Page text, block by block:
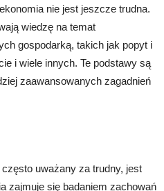
nie jest jeszcze trudna.
wiedzę na temat
gospodarką, takich jak popyt i
i wiele innych. Te podstawy są
zaawansowanych zagadnień
uważany za trudny, jest
zajmuje się badaniem zachowań